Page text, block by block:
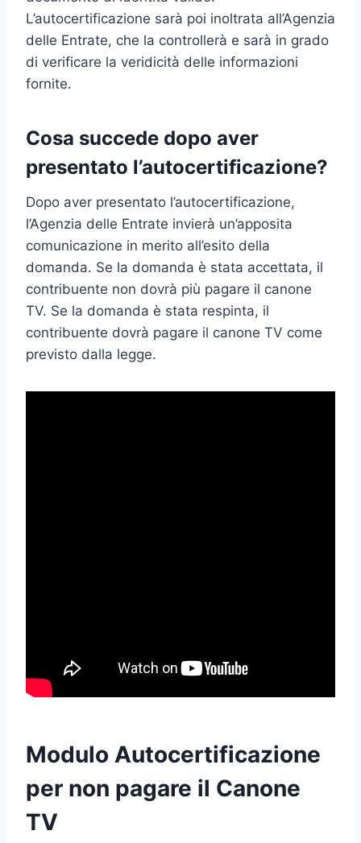
L’autocertificazione sarà poi inoltrata all’Agenzia
delle Entrate, che la controllerà e sarà in grado
di verificare la veridicità delle informazioni
fornite.
Cosa succede dopo aver
presentato l’autocertificazione?
Dopo aver presentato l’autocertificazione,
l’Agenzia delle Entrate invierà un’apposita
comunicazione in merito all’esito della
domanda. Se la domanda è stata accettata, il
contribuente non dovrà più pagare il canone
TV. Se la domanda è stata respinta, il
contribuente dovrà pagare il canone TV come
previsto dalla legge.
Modulo Autocertificazione
per non pagare il Canone
TV